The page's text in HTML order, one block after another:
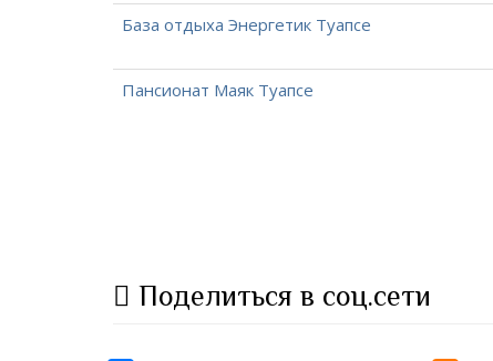
База отдыха Энергетик Туапсе
Пансионат Маяк Туапсе
Поделиться в соц.сети